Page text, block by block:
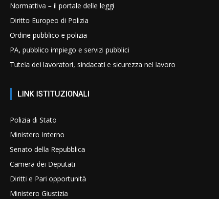
Normattiva – il portale delle leggi
Diritto Europeo di Polizia
Ordine pubblico e polizia
PA, pubblico impiego e servizi pubblici
Tutela dei lavoratori, sindacati e sicurezza nel lavoro
LINK ISTITUZIONALI
Polizia di Stato
Ministero Interno
Senato della Repubblica
Camera dei Deputati
Diritti e Pari opportunità
Ministero Giustizia